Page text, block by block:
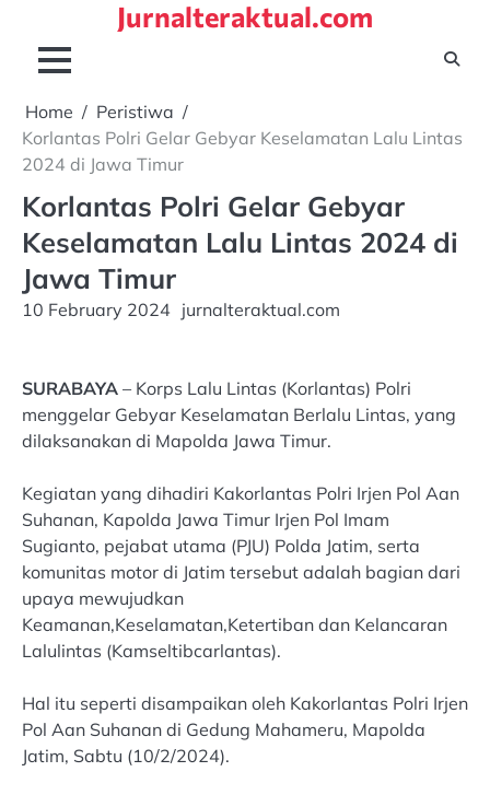
content
Jurnalteraktual.com
Home
Peristiwa
Korlantas Polri Gelar Gebyar Keselamatan Lalu Lintas
2024 di Jawa Timur
Korlantas Polri Gelar Gebyar
Keselamatan Lalu Lintas 2024 di
Jawa Timur
10 February 2024 jurnalteraktual.com
SURABAYA – Korps Lalu Lintas (Korlantas) Polri
menggelar Gebyar Keselamatan Berlalu Lintas, yang
dilaksanakan di Mapolda Jawa Timur.
Kegiatan yang dihadiri Kakorlantas Polri Irjen Pol Aan
Suhanan, Kapolda Jawa Timur Irjen Pol Imam
Sugianto, pejabat utama (PJU) Polda Jatim, serta
komunitas motor di Jatim tersebut adalah bagian dari
upaya mewujudkan
Keamanan,Keselamatan,Ketertiban dan Kelancaran
Lalulintas (Kamseltibcarlantas).
Hal itu seperti disampaikan oleh Kakorlantas Polri Irjen
Pol Aan Suhanan di Gedung Mahameru, Mapolda
Jatim, Sabtu (10/2/2024).